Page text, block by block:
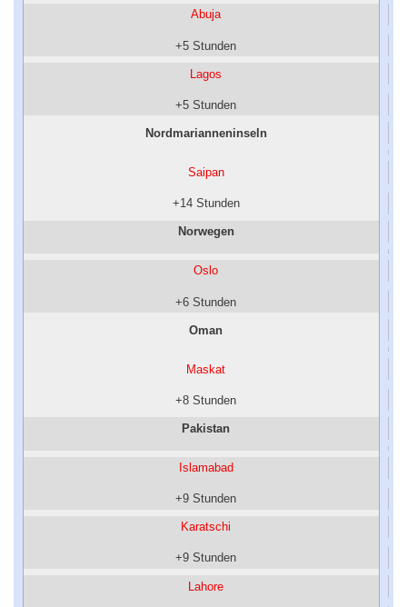
Abuja
+5 Stunden
Lagos
+5 Stunden
Nordmarianneninseln
Saipan
+14 Stunden
Norwegen
Oslo
+6 Stunden
Oman
Maskat
+8 Stunden
Pakistan
Islamabad
+9 Stunden
Karatschi
+9 Stunden
Lahore